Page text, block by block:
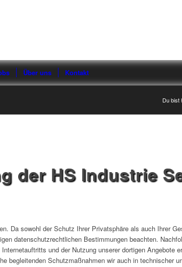
Über uns Kontakt
Du bist
der HS Industrie
Da sowohl der Schutz Ihrer Privatsphäre als auch Ihrer
datenschutzrechtlichen Bestimmungen beachten.
und der Nutzung unserer dortigen Angebote
begleitenden Schutzmaßnahmen wir auch in technischer